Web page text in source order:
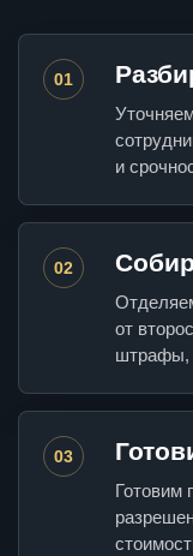
01
и
02
от
штрафы,
03
Готовим